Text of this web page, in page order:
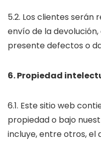
5.2. Los clientes serán
envío de la
presente defectos o
6. Propiedad
6.1. Este sitio web
propiedad o bajo
incluye, entre otros, el